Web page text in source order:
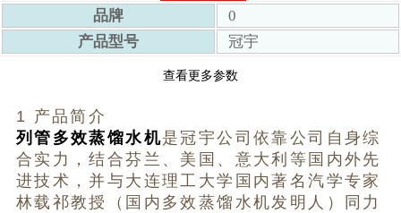
品牌
0
产品型号
冠宇
查看更多参数
1 产品简介
列管多效蒸馏水机是冠宇公司依靠公司自身综
合实力，结合芬兰、美国、意大利等国内外先
进技术，并与大连理工大学国内著名汽学专家
林载祁教授（国内多效蒸馏水机发明人）同力